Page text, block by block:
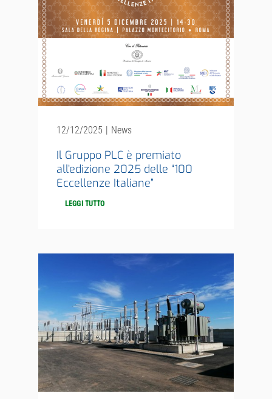
12/12/2025 | News
Il Gruppo PLC è premiato
all’edizione 2025 delle “100
Eccellenze Italiane”
LEGGI TUTTO